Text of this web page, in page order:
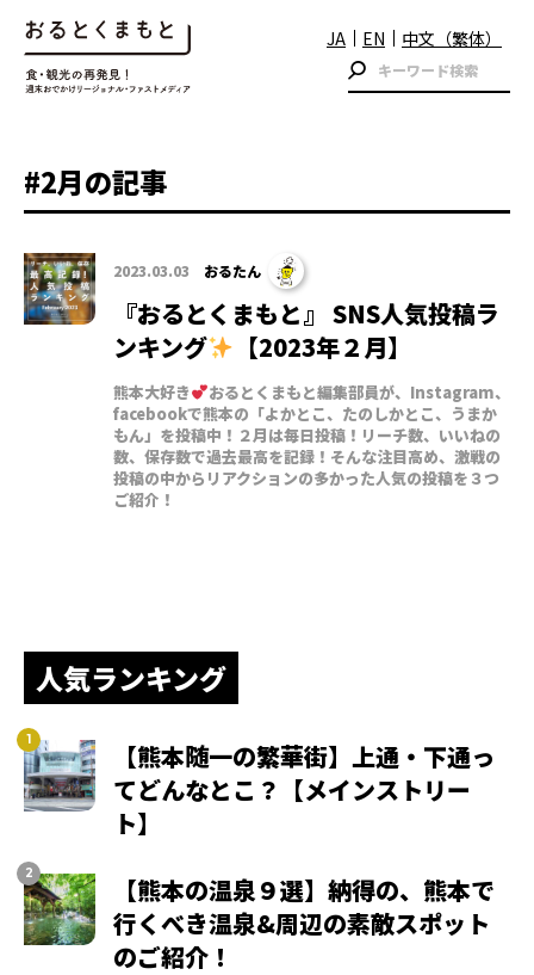
JA EN 中文（繁体）
#2月の記事
2023.03.03 おるたん
『おるとくまもと』 SNS人気投稿ラ
ンキング
【2023年２月】
熊本大好き
おるとくまもと編集部員が、Instagram、
facebookで熊本の「よかとこ、たのしかとこ、うまか
もん」を投稿中！２月は毎日投稿！リーチ数、いいねの
数、保存数で過去最高を記録！そんな注目高め、激戦の
投稿の中からリアクションの多かった人気の投稿を３つ
ご紹介！
人気ランキング
【熊本随一の繁華街】上通・下通っ
てどんなとこ？【メインストリー
ト】
【熊本の温泉９選】納得の、熊本で
行くべき温泉&周辺の素敵スポット
のご紹介！